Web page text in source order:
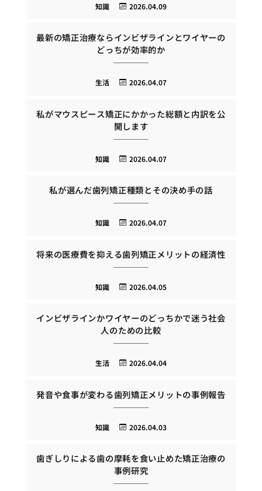
2026.04.09
知識
最新の矯正治療ならインビザラインとワイヤーの
どっちが効率的か
2026.04.07
生活
私がマウスピース矯正にかかった総額と内訳を公
開します
2026.04.07
知識
私が選んだ歯列矯正種類とその決め手の話
2026.04.07
知識
将来の医療費を抑える歯列矯正メリットの経済性
2026.04.05
知識
インビザラインかワイヤーのどっちかで迷う社会
人のための比較
2026.04.04
生活
発音や食事が変わる歯列矯正メリットの事例報告
2026.04.03
知識
歯ぎしりによる歯の摩耗を食い止めた矯正治療の
事例研究